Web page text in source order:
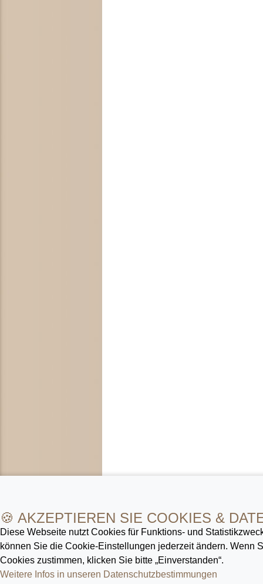
🍪 AKZEPTIEREN SIE COOKIES &
Diese Webseite nutzt Cookies für Funktions- und
können Sie die Cookie-Ein­stellungen jederzeit ändern. Wenn
Cookies zustimmen, klicken Sie bitte „Einverstanden“.
Weitere Infos in unseren Datenschutz­bestimmungen